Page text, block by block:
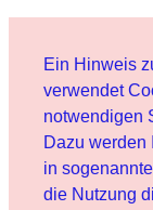
Ein Hinweis
verwendet
notwendigen
Dazu werden
in
die Nutzung